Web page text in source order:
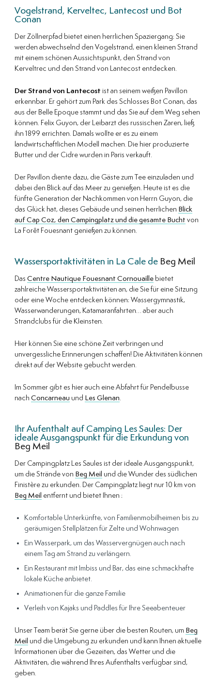
Vogelstrand, Kerveltec, Lantecost und Bot
Conan
Der Zöllnerpfad bietet einen herrlichen Spaziergang: Sie
werden abwechselnd den Vogelstrand, einen kleinen Strand
mit einem schönen Aussichtspunkt, den Strand von
Kerveltrec und den Strand von Lantecost entdecken.
Der Strand von Lantecost ist an seinem weißen Pavillon
erkennbar. Er gehört zum Park des Schlosses Bot Conan, das
aus der Belle Epoque stammt und das Sie auf dem Weg sehen
können. Felix Guyon, der Leibarzt des russischen Zaren, ließ
ihn 1899 errichten. Damals wollte er es zu einem
landwirtschaftlichen Modell machen. Die hier produzierte
Butter und der Cidre wurden in Paris verkauft.
Der Pavillon diente dazu, die Gäste zum Tee einzuladen und
dabei den Blick auf das Meer zu genießen. Heute ist es die
fünfte Generation der Nachkommen von Herrn Guyon, die
das Glück hat, dieses Gebäude und seinen herrlichen Blick
auf Cap Coz, den Campingplatz und die gesamte Bucht von
La Forêt Fouesnant genießen zu können.
Wassersportaktivitäten in La Cale de Beg Meil
Das Centre Nautique Fouesnant Cornouaillebietet
zahlreiche Wassersportaktivitäten an, die Sie für eine Sitzung
oder eine Woche entdecken können: Wassergymnastik,
Wasserwanderungen, Katamaranfahrten… aber auch
Strandclubs für die Kleinsten.
Hier können Sie eine schöne Zeit verbringen und
unvergessliche Erinnerungen schaffen! Die Aktivitäten können
direkt auf der Website gebucht werden.
Im Sommer gibt es hier auch eine Abfahrt für Pendelbusse
nach Concarneau und Les Glenan
Ihr Aufenthalt auf Camping Les Saules: Der
ideale Ausgangspunkt für die Erkundung von
Beg Meil
Der Campingplatz Les Saules ist der ideale Ausgangspunkt,
um die Strände von Beg Meil und die Wunder des südlichen
Finistère zu erkunden. Der Campingplatz liegt nur 10 km von
Beg Meil entfernt und bietet Ihnen :
Komfortable Unterkünfte, von Familienmobilheimen bis zu
geräumigen Stellplätzen für Zelte und Wohnwagen
Ein Wasserpark, um das Wasservergnügen auch nach
einem Tag am Strand zu verlängern.
Ein Restaurant mit Imbiss und Bar, das eine schmackhafte
lokale Küche anbietet.
Animationen für die ganze Familie
Verleih von Kajaks und Paddles für Ihre Seeabenteuer
Unser Team berät Sie gerne über die besten Routen, um Beg
Meil und die Umgebung zu erkunden und kann Ihnen aktuelle
Informationen über die Gezeiten, das Wetter und die
Aktivitäten, die während Ihres Aufenthalts verfügbar sind,
geben.